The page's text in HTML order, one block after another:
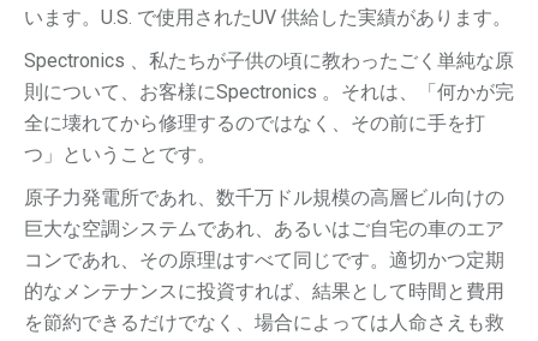
います。U.S. で使用されたUV 供給した実績があります。
Spectronics 、私たちが子供の頃に教わったごく単純な原
則について、お客様にSpectronics 。それは、「何かが完
全に壊れてから修理するのではなく、その前に手を打
つ」ということです。
原子力発電所であれ、数千万ドル規模の高層ビル向けの
巨大な空調システムであれ、あるいはご自宅の車のエア
コンであれ、その原理はすべて同じです。適切かつ定期
的なメンテナンスに投資すれば、結果として時間と費用
を節約できるだけでなく、場合によっては人命さえも救